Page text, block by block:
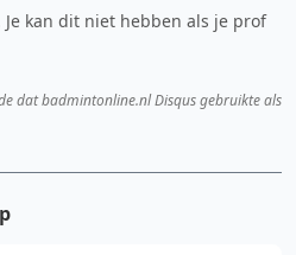
kan dit niet hebben als je prof
dat badmintonline.nl Disqus gebruikte als